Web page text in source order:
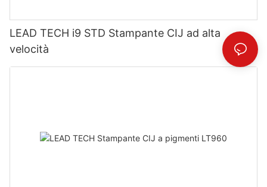
LEAD TECH i9 STD Stampante CIJ ad alta
velocità